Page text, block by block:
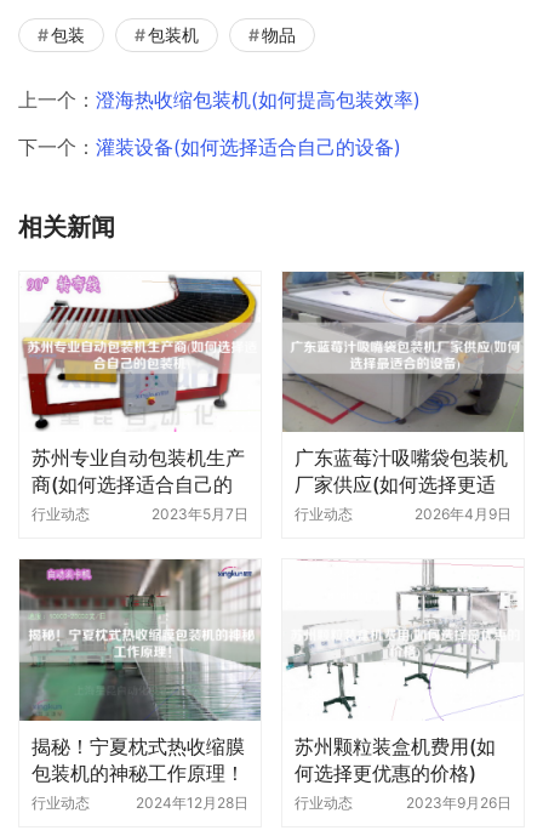
包装 包装机 物品
上一个： 澄海热收缩包装机(如何提高包装效率)
下一个： 灌装设备(如何选择适合自己的设备)
相关新闻
苏州专业自动包装机生产
商(如何选择适合自己的
包装机)
行业动态 2023年5月7日
广东蓝莓汁吸嘴袋包装机
厂家供应(如何选择更适
合的设备)
行业动态 2026年4月9日
揭秘！宁夏枕式热收缩膜
包装机的神秘工作原理！
行业动态 2024年12月28日
苏州颗粒装盒机费用(如
何选择更优惠的价格)
行业动态 2023年9月26日